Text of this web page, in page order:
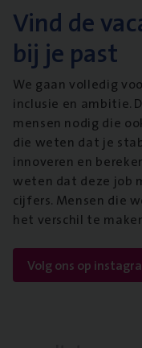
Vind de
bij je past
We gaan volledig
inclusie en ambitie.
mensen nodig die
die weten dat je
innoveren en
weten dat deze job
cijfers. Mensen die
het verschil te
Volg ons op